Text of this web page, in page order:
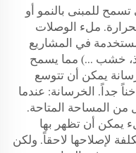
تسمح للمبنى بالنمو أو
ملء الوصلات
في المشاريع
خشب ...) مما يسمح
يمكن أن تتوسع
جداً. الخرسانة: عندما
من المساحة المتاحة.
يمكن أن تظهر بها
لإصلاحها لاحقاً. ولكن